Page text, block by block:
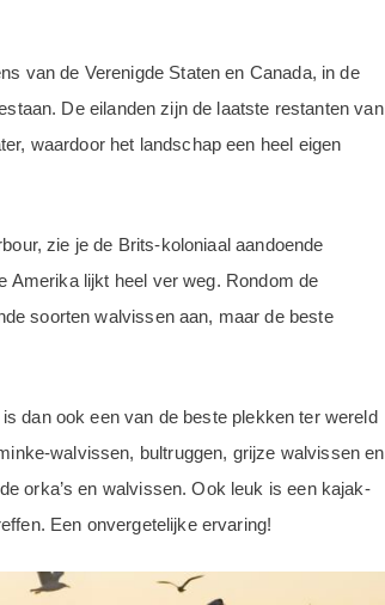
van de Verenigde Staten en Canada, in de
De eilanden zijn de laatste restanten van
waardoor het landschap een heel eigen
zie je de Brits-koloniaal aandoende
lijkt heel ver weg. Rondom de
soorten walvissen aan, maar de beste
dan ook een van de beste plekken ter wereld
walvissen, bultruggen, grijze walvissen en
orka’s en walvissen. Ook leuk is een kajak-
Een onvergetelijke ervaring!